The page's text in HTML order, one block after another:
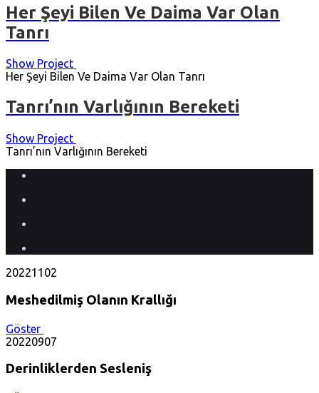
Her Şeyi Bilen Ve Daima Var Olan
Tanrı
Show Project
Her Şeyi Bilen Ve Daima Var Olan Tanrı
Tanrı’nın Varlığının Bereketi
Show Project
Tanrı’nın Varlığının Bereketi
20221102
Meshedilmiş Olanın Krallığı
Göster
20220907
Derinliklerden Sesleniş